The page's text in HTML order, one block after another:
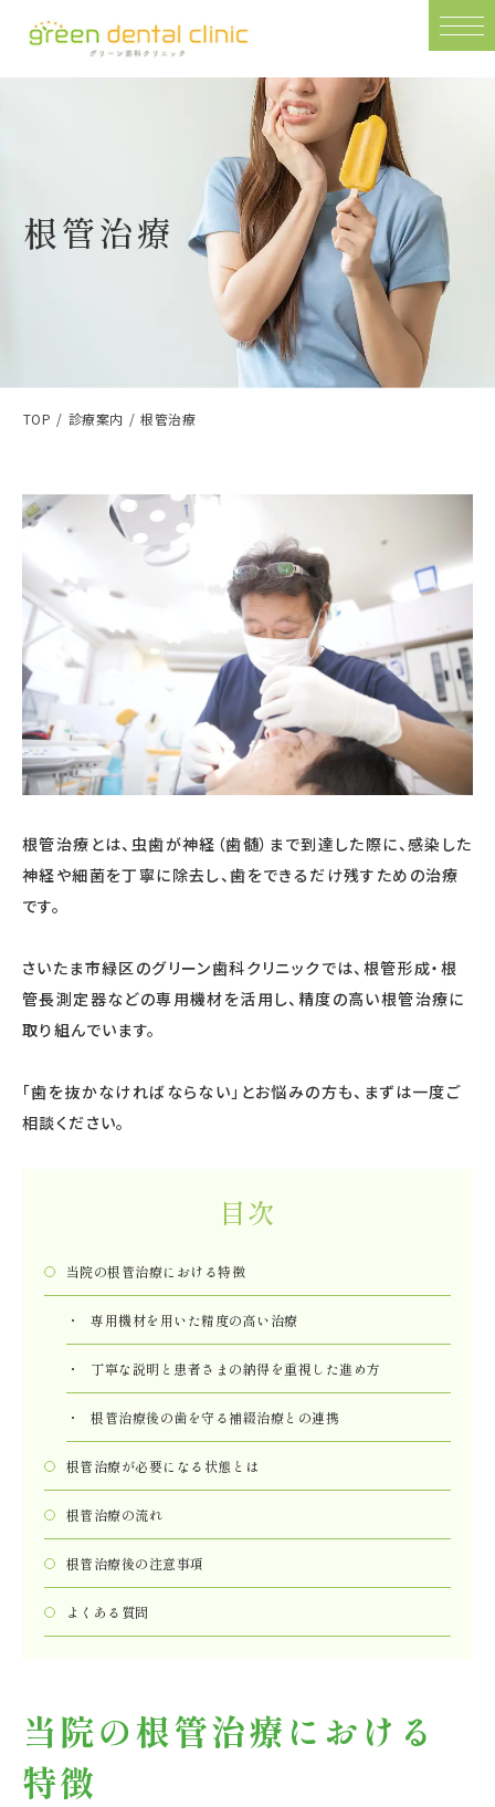
根管治療
TOP 診療案内 根管治療
根管治療とは、虫歯が神経（歯髄）まで到達した際に、感染した
神経や細菌を丁寧に除去し、歯をできるだけ残すための治療
です。
さいたま市緑区のグリーン歯科クリニックでは、根管形成・根
管長測定器などの専用機材を活用し、精度の高い根管治療に
取り組んでいます。
「歯を抜かなければならない」とお悩みの方も、まずは一度ご
相談ください。
目次
当院の根管治療における特徴
専用機材を用いた精度の高い治療
丁寧な説明と患者さまの納得を重視した進め方
根管治療後の歯を守る補綴治療との連携
根管治療が必要になる状態とは
根管治療の流れ
根管治療後の注意事項
よくある質問
当院の根管治療における
特徴